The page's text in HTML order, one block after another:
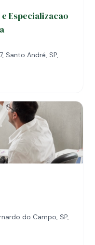
e Especializacao
Santo André, SP,
do Campo, SP,